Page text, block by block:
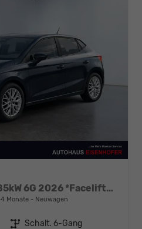
Style 1.0 TSI 116PS/85kW 6G 2026 *Faceliftet*
Monate Neuwagen
Getriebe Schalt. 6-Gang